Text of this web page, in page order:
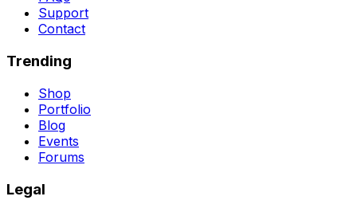
Support
Contact
Trending
Shop
Portfolio
Blog
Events
Forums
Legal